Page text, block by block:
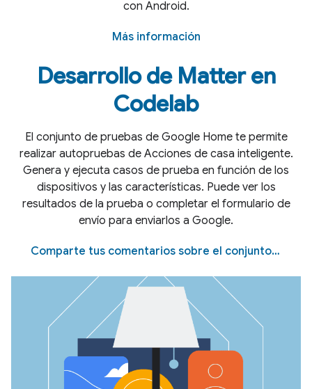
con Android.
Más información
Desarrollo de Matter en
Codelab
El conjunto de pruebas de Google Home te permite
realizar autopruebas de Acciones de casa inteligente.
Genera y ejecuta casos de prueba en función de los
dispositivos y las características. Puede ver los
resultados de la prueba o completar el formulario de
envío para enviarlos a Google.
Comparte tus comentarios sobre el conjunto de pruebas.